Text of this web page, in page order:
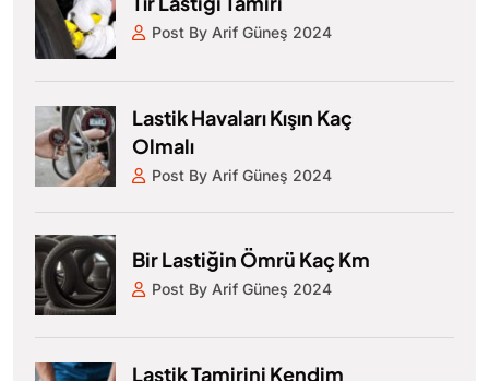
Post By Arif Güneş 2024
Lastik Havaları Kışın Kaç
Olmalı
Post By Arif Güneş 2024
Bir Lastiğin Ömrü Kaç Km
Post By Arif Güneş 2024
Lastik Tamirini Kendim